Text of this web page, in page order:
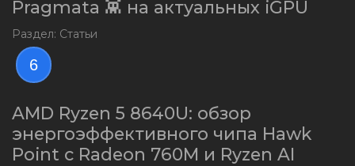
Pragmata 👾 на актуальных iGPU
Раздел: Статьи
6
AMD Ryzen 5 8640U: обзор
энергоэффективного чипа Hawk
Point с Radeon 760M и Ryzen AI